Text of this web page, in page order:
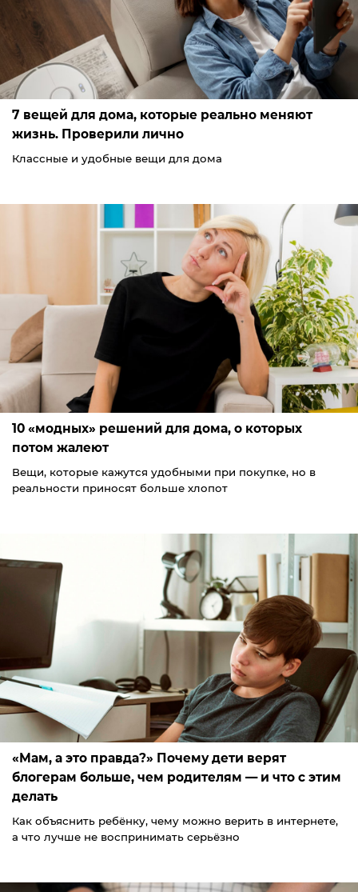
7 вещей для дома, которые реально меняют
жизнь. Проверили лично
Классные и удобные вещи для дома
10 «модных» решений для дома, о которых
потом жалеют
Вещи, которые кажутся удобными при покупке, но в
реальности приносят больше хлопот
«Мам, а это правда?» Почему дети верят
блогерам больше, чем родителям — и что с этим
делать
Как объяснить ребёнку, чему можно верить в интернете,
а что лучше не воспринимать серьёзно